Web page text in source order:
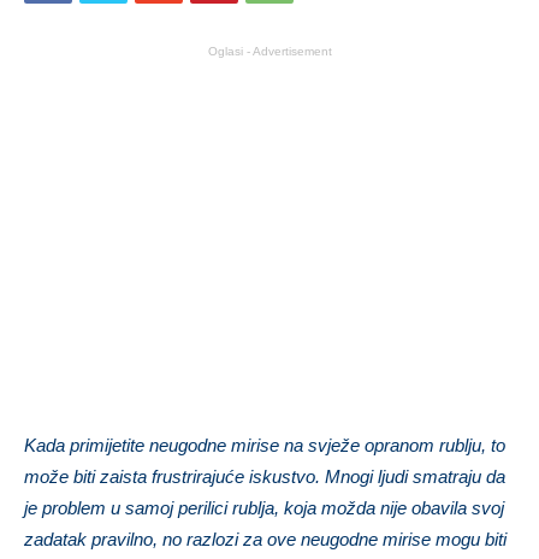
Oglasi - Advertisement
Kada primijetite neugodne mirise na svježe opranom rublju, to
može biti zaista frustrirajuće iskustvo. Mnogi ljudi smatraju da
je problem u samoj perilici rublja, koja možda nije obavila svoj
zadatak pravilno, no razlozi za ove neugodne mirise mogu biti